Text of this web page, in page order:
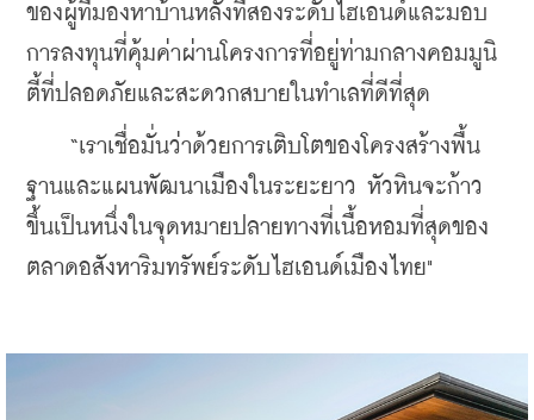
ของผู้ที่มองหาบ้านหลังที่สองระดับไฮเอนด์และมอบ
การลงทุนที่คุ้มค่าผ่านโครงการที่อยู่ท่ามกลางคอมมูนิ
ตี้ที่ปลอดภัยและสะดวกสบายในทำเลที่ดีที่สุด
“เราเชื่อมั่นว่าด้วยการเติบโตของโครงสร้างพื้น
ฐานและแผนพัฒนาเมืองในระยะยาว หัวหินจะก้าว
ขึ้นเป็นหนึ่งในจุดหมายปลายทางที่เนื้อหอมที่สุดของ
ตลาดอสังหาริมทรัพย์ระดับไฮเอนด์เมืองไทย"